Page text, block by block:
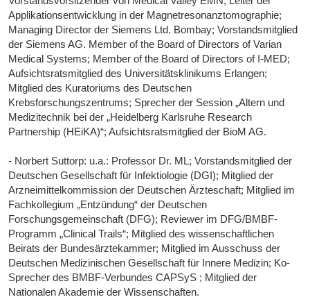
Applikationsentwicklung in der Magnetresonanztomographie;
Managing Director der Siemens Ltd. Bombay; Vorstandsmitglied
der Siemens AG. Member of the Board of Directors of Varian
Medical Systems; Member of the Board of Directors of I-MED;
Aufsichtsratsmitglied des Universitätsklinikums Erlangen;
Mitglied des Kuratoriums des Deutschen
Krebsforschungszentrums; Sprecher der Session „Altern und
Medizitechnik bei der „Heidelberg Karlsruhe Research
Partnership (HEiKA)“; Aufsichtsratsmitglied der BioM AG.
- Norbert Suttorp: u.a.: Professor Dr. ML; Vorstandsmitglied der
Deutschen Gesellschaft für Infektiologie (DGI); Mitglied der
Arzneimittelkommission der Deutschen Ärzteschaft; Mitglied im
Fachkollegium „Entzündung“ der Deutschen
Forschungsgemeinschaft (DFG); Reviewer im DFG/BMBF-
Programm „Clinical Trails“; Mitglied des wissenschaftlichen
Beirats der Bundesärztekammer; Mitglied im Ausschuss der
Deutschen Medizinischen Gesellschaft für Innere Medizin; Ko-
Sprecher des BMBF-Verbundes CAPSyS ; Mitglied der
Nationalen Akademie der Wissenschaften.